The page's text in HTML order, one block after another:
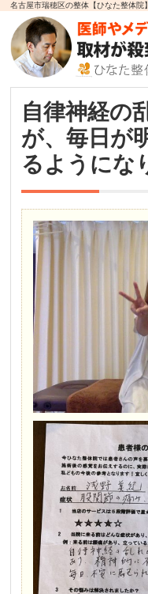
名古屋市瑞穂区の整体【ひなた整体院
自律神経の
が、毎日が
るようにな